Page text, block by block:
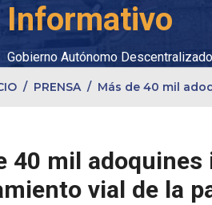
Informativo
Gobierno Autónomo
PRENSA Más de 40 mil
40 mil
vial de la